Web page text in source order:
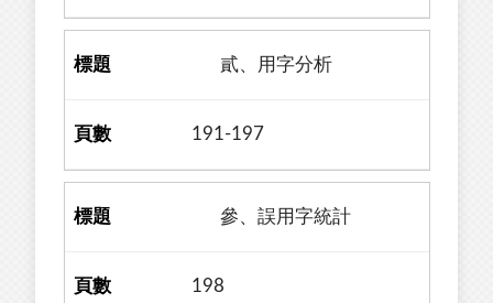
貳、用字分析
191-197
參、誤用字統計
198